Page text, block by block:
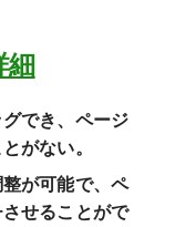
細
でき、ページ
がない。
が可能で、ペ
せることがで